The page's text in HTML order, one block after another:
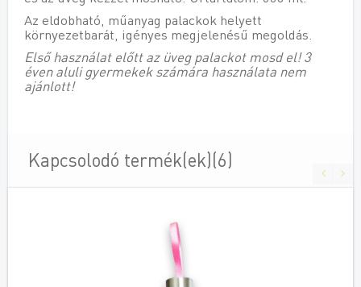
Az eldobható, műanyag palackok helyett
környezetbarát, igényes megjelenésű megoldás.
Első használat előtt az üveg palackot mosd el! 3
éven aluli gyermekek számára használata nem
ajánlott!
Kapcsolodó termék(ek)(6)